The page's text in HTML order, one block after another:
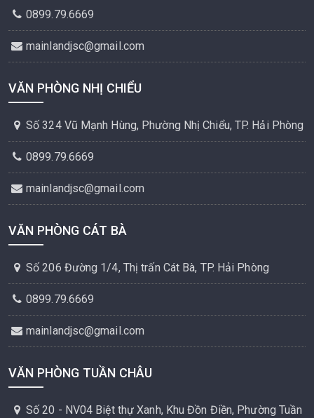
0899.79.6669
mainlandjsc@gmail.com
VĂN PHÒNG NHỊ CHIỂU
Số 324 Vũ Mạnh Hùng, Phường Nhị Chiểu, TP. Hải Phòng
0899.79.6669
mainlandjsc@gmail.com
VĂN PHÒNG CÁT BÀ
Số 206 Đường 1/4, Thị trấn Cát Bà, TP. Hải Phòng
0899.79.6669
mainlandjsc@gmail.com
VĂN PHÒNG TUẦN CHÂU
Số 20 - NV04 Biệt thự Xanh, Khu Đồn Điền, Phường Tuần